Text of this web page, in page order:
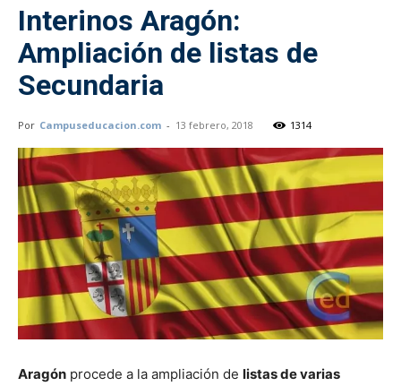
Interinos Aragón:
Ampliación de listas de
Secundaria
Por Campuseducacion.com - 13 febrero, 2018 1314
Aragón procede a la ampliación de listas de varias